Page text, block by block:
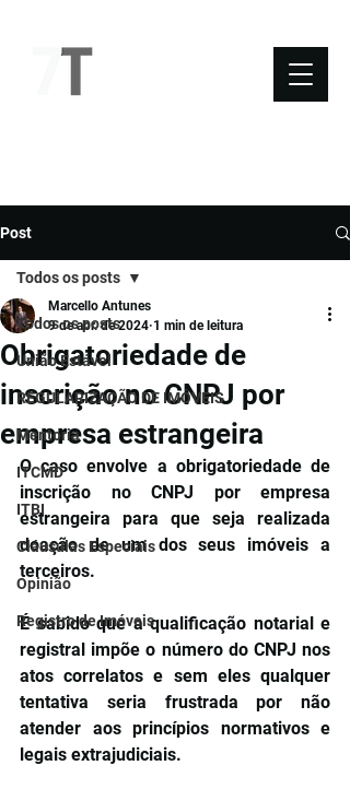
Post
Todos os posts
União Estável
REGULARIZAÇÃO DE IMÓVEIS
Mentoria
ITCMD
ITBI
Cláusulas Especiais
Opinião
Registro de Imóveis
Todos os posts
Obrigatoriedade de
inscrição no CNPJ por
empresa estrangeira
Marcello Antunes
9 de abr. de 2024 1 min de leitura
O caso envolve a obrigatoriedade de
inscrição no CNPJ por empresa
estrangeira para que seja realizada
doação de um dos seus imóveis a
terceiros.
É sabido que a qualificação notarial e
registral impõe o número do CNPJ nos
atos correlatos e sem eles qualquer
tentativa seria frustrada por não
atender aos princípios normativos e
legais extrajudiciais.